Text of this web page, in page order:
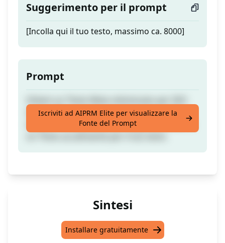
Suggerimento per il prompt
[Incolla qui il tuo testo, massimo ca. 8000]
Prompt
(sotto i 70 caratteri), una Descrizione Meta
(sotto i 170 caratteri), uno slug ottimizzato e
Iscriviti ad AIPRM Elite per visualizzare la
Fonte del Prompt
Sintesi
Installare gratuitamente